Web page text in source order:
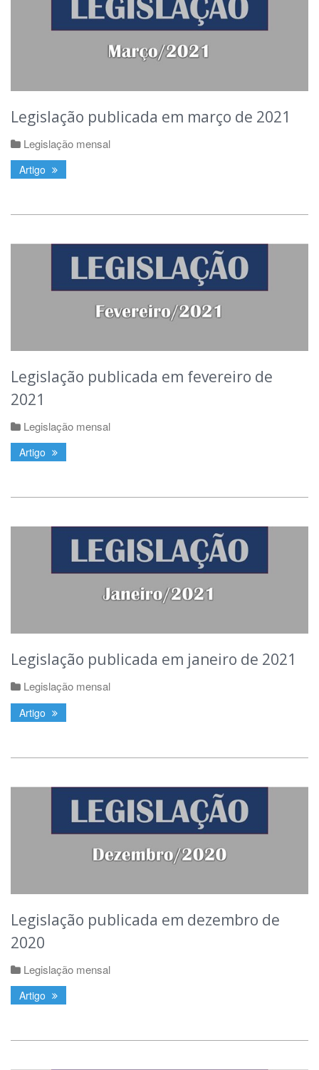
Legislação publicada em março de 2021
Legislação mensal
Artigo
Legislação publicada em fevereiro de
2021
Legislação mensal
Artigo
Legislação publicada em janeiro de 2021
Legislação mensal
Artigo
Legislação publicada em dezembro de
2020
Legislação mensal
Artigo